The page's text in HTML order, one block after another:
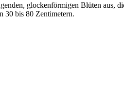
glockenförmigen Blüten aus,
30 bis 80 Zentimetern.